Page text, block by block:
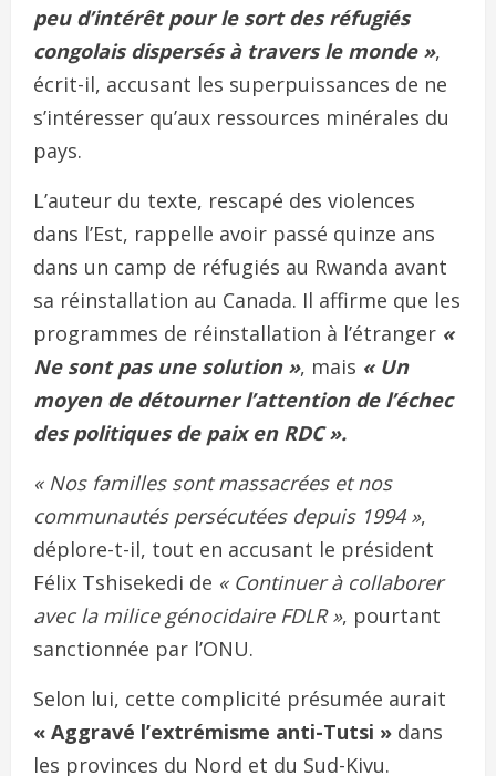
peu d’intérêt pour le sort des réfugiés
congolais dispersés à travers le monde »,
écrit-il, accusant les superpuissances de ne
s’intéresser qu’aux ressources minérales du
pays.
L’auteur du texte, rescapé des violences
dans l’Est, rappelle avoir passé quinze ans
dans un camp de réfugiés au Rwanda avant
sa réinstallation au Canada. Il affirme que les
programmes de réinstallation à l’étranger «
Ne sont pas une solution », mais « Un
moyen de détourner l’attention de l’échec
des politiques de paix en RDC ».
« Nos familles sont massacrées et nos
communautés persécutées depuis 1994 »,
déplore-t-il, tout en accusant le président
Félix Tshisekedi de « Continuer à collaborer
avec la milice génocidaire FDLR », pourtant
sanctionnée par l’ONU.
Selon lui, cette complicité présumée aurait
« Aggravé l’extrémisme anti-Tutsi » dans
les provinces du Nord et du Sud-Kivu.